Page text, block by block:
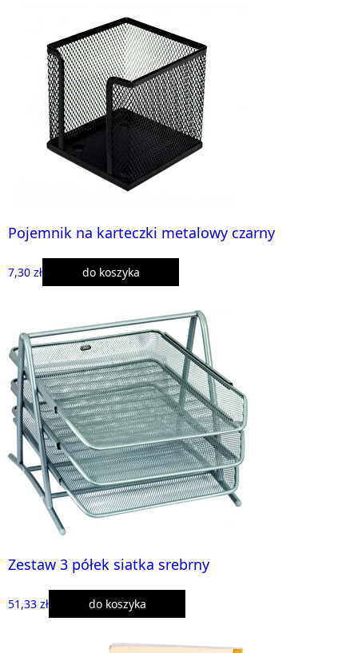
Pojemnik na karteczki metalowy czarny
7,30 zł do koszyka
Zestaw 3 półek siatka srebrny
51,33 zł do koszyka